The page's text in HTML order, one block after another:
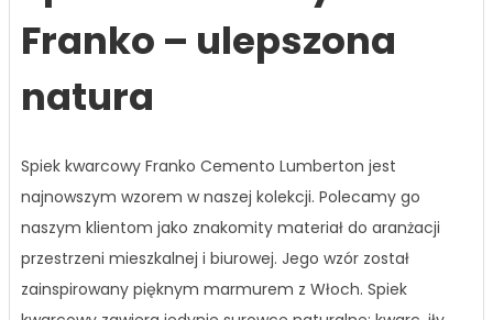
Franko – ulepszona
natura
Spiek kwarcowy Franko Cemento Lumberton jest
najnowszym wzorem w naszej kolekcji. Polecamy go
naszym klientom jako znakomity materiał do aranżacji
przestrzeni mieszkalnej i biurowej. Jego wzór został
zainspirowany pięknym marmurem z Włoch. Spiek